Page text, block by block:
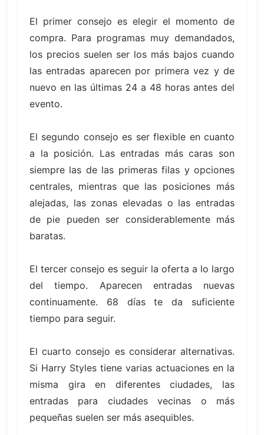
El primer consejo es elegir el momento de
compra. Para programas muy demandados,
los precios suelen ser los más bajos cuando
las entradas aparecen por primera vez y de
nuevo en las últimas 24 a 48 horas antes del
evento.
El segundo consejo es ser flexible en cuanto
a la posición. Las entradas más caras son
siempre las de las primeras filas y opciones
centrales, mientras que las posiciones más
alejadas, las zonas elevadas o las entradas
de pie pueden ser considerablemente más
baratas.
El tercer consejo es seguir la oferta a lo largo
del tiempo. Aparecen entradas nuevas
continuamente. 68 días te da suficiente
tiempo para seguir.
El cuarto consejo es considerar alternativas.
Si Harry Styles tiene varias actuaciones en la
misma gira en diferentes ciudades, las
entradas para ciudades vecinas o más
pequeñas suelen ser más asequibles.